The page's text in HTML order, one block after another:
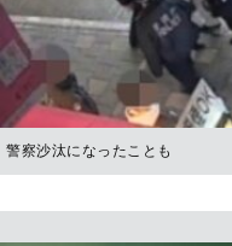
警察沙汰になったことも